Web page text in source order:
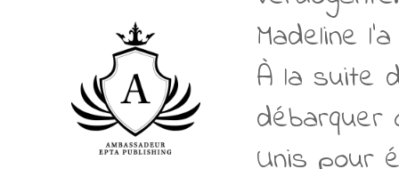
Madeline
À la suite
débarquer
Unis pour